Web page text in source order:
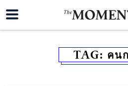
TAG: คน